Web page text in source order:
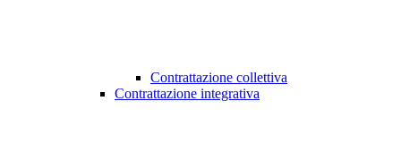
Contrattazione collettiva
Contrattazione integrativa